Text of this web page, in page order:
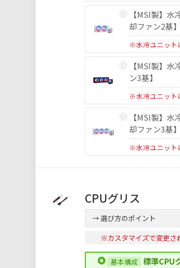
【MSI製】
却ファン2基】
※水冷ユニット
【MSI製】
ン3基】
※水冷ユニット
【MSI製】
却ファン3基】
※水冷ユニット
CPUグリス
→ 選び方のポイント
※カスタマイズで変更され
標準CPU